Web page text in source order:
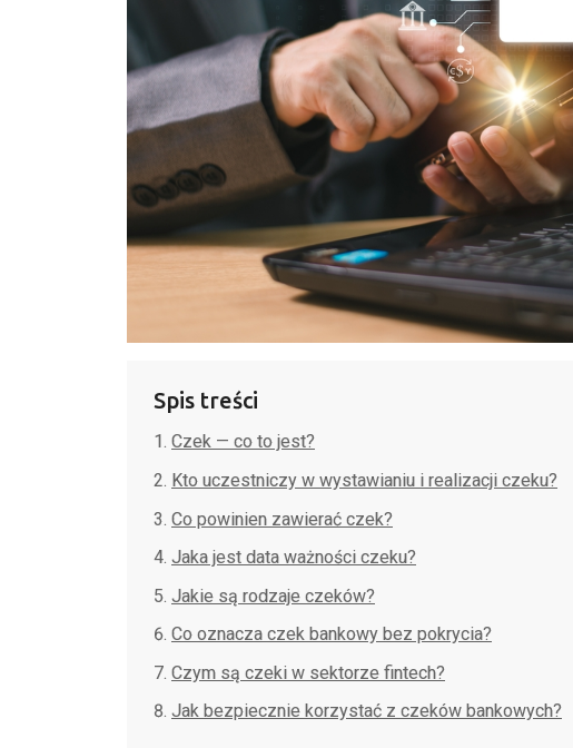
Spis treści
Czek — co to jest?
Kto uczestniczy w wystawianiu i realizacji czeku?
Co powinien zawierać czek?
Jaka jest data ważności czeku?
Jakie są rodzaje czeków?
Co oznacza czek bankowy bez pokrycia?
Czym są czeki w sektorze fintech?
Jak bezpiecznie korzystać z czeków bankowych?